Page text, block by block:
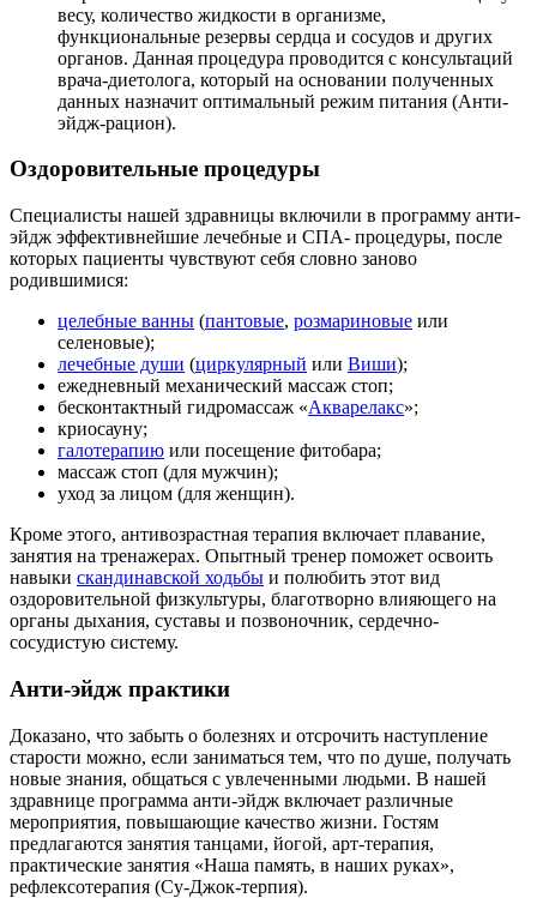
весу, количество жидкости в организме,
функциональные резервы сердца и сосудов и других
органов. Данная процедура проводится с консультаций
врача-диетолога, который на основании полученных
данных назначит оптимальный режим питания (Анти-
эйдж-рацион).
Оздоровительные процедуры
Специалисты нашей здравницы включили в программу анти-
эйдж эффективнейшие лечебные и СПА- процедуры, после
которых пациенты чувствуют себя словно заново
родившимися:
целебные ванны (пантовые, розмариновые или
селеновые);
лечебные души (циркулярный или Виши);
ежедневный механический массаж стоп;
бесконтактный гидромассаж «Акварелакс»;
криосауну;
галотерапию или посещение фитобара;
массаж стоп (для мужчин);
уход за лицом (для женщин).
Кроме этого, антивозрастная терапия включает плавание,
занятия на тренажерах. Опытный тренер поможет освоить
навыки скандинавской ходьбы и полюбить этот вид
оздоровительной физкультуры, благотворно влияющего на
органы дыхания, суставы и позвоночник, сердечно-
сосудистую систему.
Анти-эйдж практики
Доказано, что забыть о болезнях и отсрочить наступление
старости можно, если заниматься тем, что по душе, получать
новые знания, общаться с увлеченными людьми. В нашей
здравнице программа анти-эйдж включает различные
мероприятия, повышающие качество жизни. Гостям
предлагаются занятия танцами, йогой, арт-терапия,
практические занятия «Наша память, в наших руках»,
рефлексотерапия (Су-Джок-терпия).